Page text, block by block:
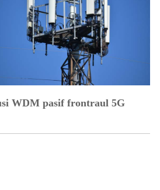
WDM pasif frontraul 5G